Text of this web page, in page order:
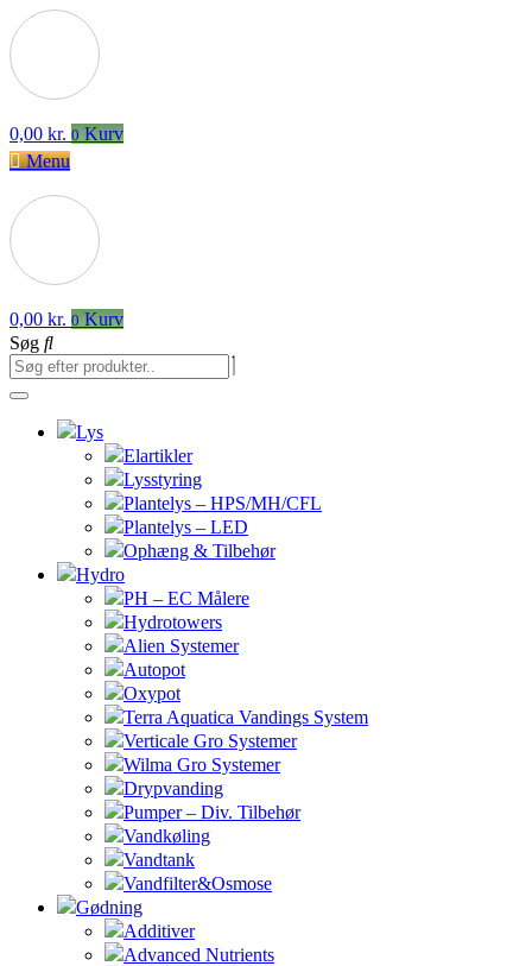
0,00 kr. 0 Kurv
Menu
0,00 kr. 0 Kurv
Søg
Lys
Elartikler
Lysstyring
Plantelys – HPS/MH/CFL
Plantelys – LED
Ophæng & Tilbehør
Hydro
PH – EC Målere
Hydrotowers
Alien Systemer
Autopot
Oxypot
Terra Aquatica Vandings System
Verticale Gro Systemer
Wilma Gro Systemer
Drypvanding
Pumper – Div. Tilbehør
Vandkøling
Vandtank
Vandfilter&Osmose
Gødning
Additiver
Advanced Nutrients